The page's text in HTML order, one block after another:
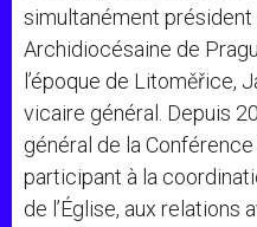
simultanément président
Archidiocésaine de
l’époque de Litoměřice,
vicaire général. Depuis
général de la
participant à la
de l’Église, aux relations